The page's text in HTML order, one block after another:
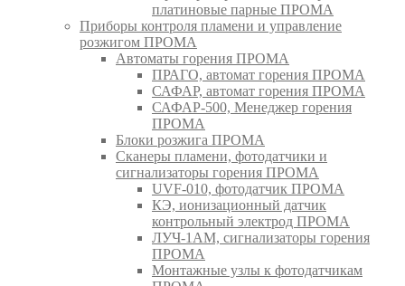
платиновые парные ПРОМА
Приборы контроля пламени и управление
розжигом ПРОМА
Автоматы горения ПРОМА
ПРАГО, автомат горения ПРОМА
САФАР, автомат горения ПРОМА
САФАР-500, Менеджер горения
ПРОМА
Блоки розжига ПРОМА
Сканеры пламени, фотодатчики и
сигнализаторы горения ПРОМА
UVF-010, фотодатчик ПРОМА
КЭ, ионизационный датчик
контрольный электрод ПРОМА
ЛУЧ-1АМ, сигнализаторы горения
ПРОМА
Монтажные узлы к фотодатчикам